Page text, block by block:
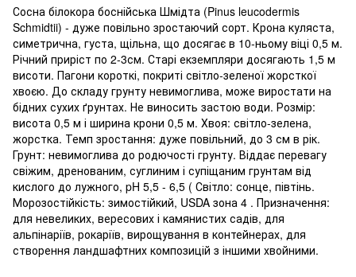
Сосна білокора боснійська Шмідта (Pinus leucodermis
Schmidtii) - дуже повільно зростаючий сорт. Крона куляста,
симетрична, густа, щільна, що досягає в 10-ньому віці 0,5 м.
Річний приріст по 2-3см. Старі екземпляри досягають 1,5 м
висоти. Пагони короткі, покриті світло-зеленої жорсткої
хвоєю. До складу грунту невимоглива, може виростати на
бідних сухих ґрунтах. Не виносить застою води. Розмір:
висота 0,5 м і ширина крони 0,5 м. Хвоя: світло-зелена,
жорстка. Темп зростання: дуже повільний, до 3 см в рік.
Грунт: невимоглива до родючості грунту. Віддає перевагу
свіжим, дренованим, суглиним і супіщаним грунтам від
кислого до лужного, pH 5,5 - 6,5 ( Світло: сонце, півтінь.
Морозостійкість: зимостійкий, USDA зона 4 . Призначення:
для невеликих, вересових і камянистих садів, для
альпінаріїв, рокаріїв, вирощування в контейнерах, для
створення ландшафтних композицій з іншими хвойними.